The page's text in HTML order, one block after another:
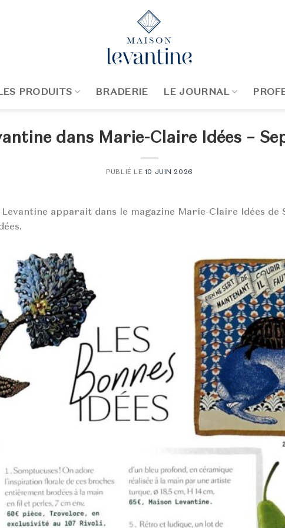
PRODUITS BRADERIE LE JOURNAL
dans Marie-Claire Idées –
PUBLIÉ LE 10 JUIN 2026
apparait dans le magazine Marie-Claire Idées de